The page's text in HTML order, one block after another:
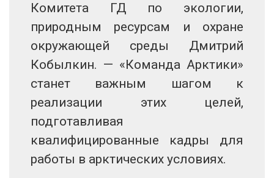
Комитета ГД по экологии,
природным ресурсам и охране
окружающей среды Дмитрий
Кобылкин. — «Команда Арктики»
станет важным шагом к
реализации этих целей,
подготавливая
квалифицированные кадры для
работы в арктических условиях.